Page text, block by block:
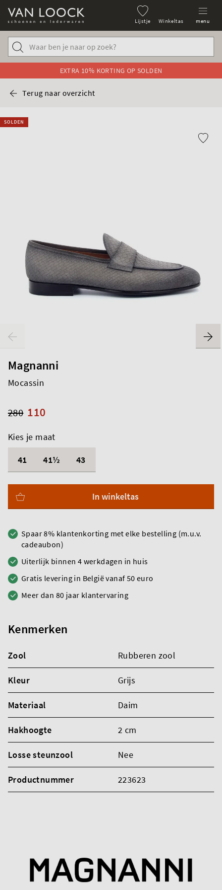
Lijstje Winkeltas menu
EXTRA 10% KORTING OP SOLDEN
Terug naar overzicht
SOLDEN
Magnanni
Mocassin
110
280
Kies je maat
41
41½ 43
In winkeltas
Spaar 8% klantenkorting met elke bestelling (m.u.v.
cadeaubon)
Uiterlijk binnen 4 werkdagen in huis
Gratis levering in België vanaf 50 euro
Meer dan 80 jaar klantervaring
Kenmerken
Zool Rubberen zool
Kleur Grijs
Materiaal Daim
Hakhoogte 2 cm
Losse steunzool Nee
Productnummer 223623